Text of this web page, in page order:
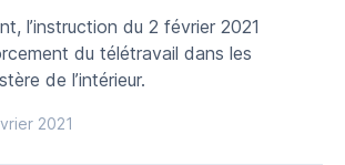
l’instruction du 2 février 2021
du télétravail dans les
de l’intérieur.
2021